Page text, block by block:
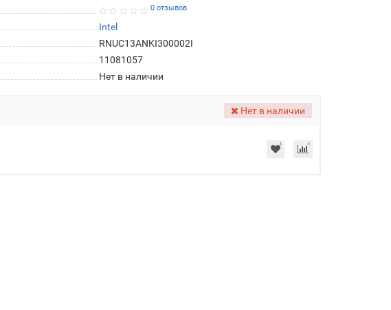
0 отзывов
Intel
RNUC13ANKI300002I
11081057
Нет в наличии
Нет в наличии